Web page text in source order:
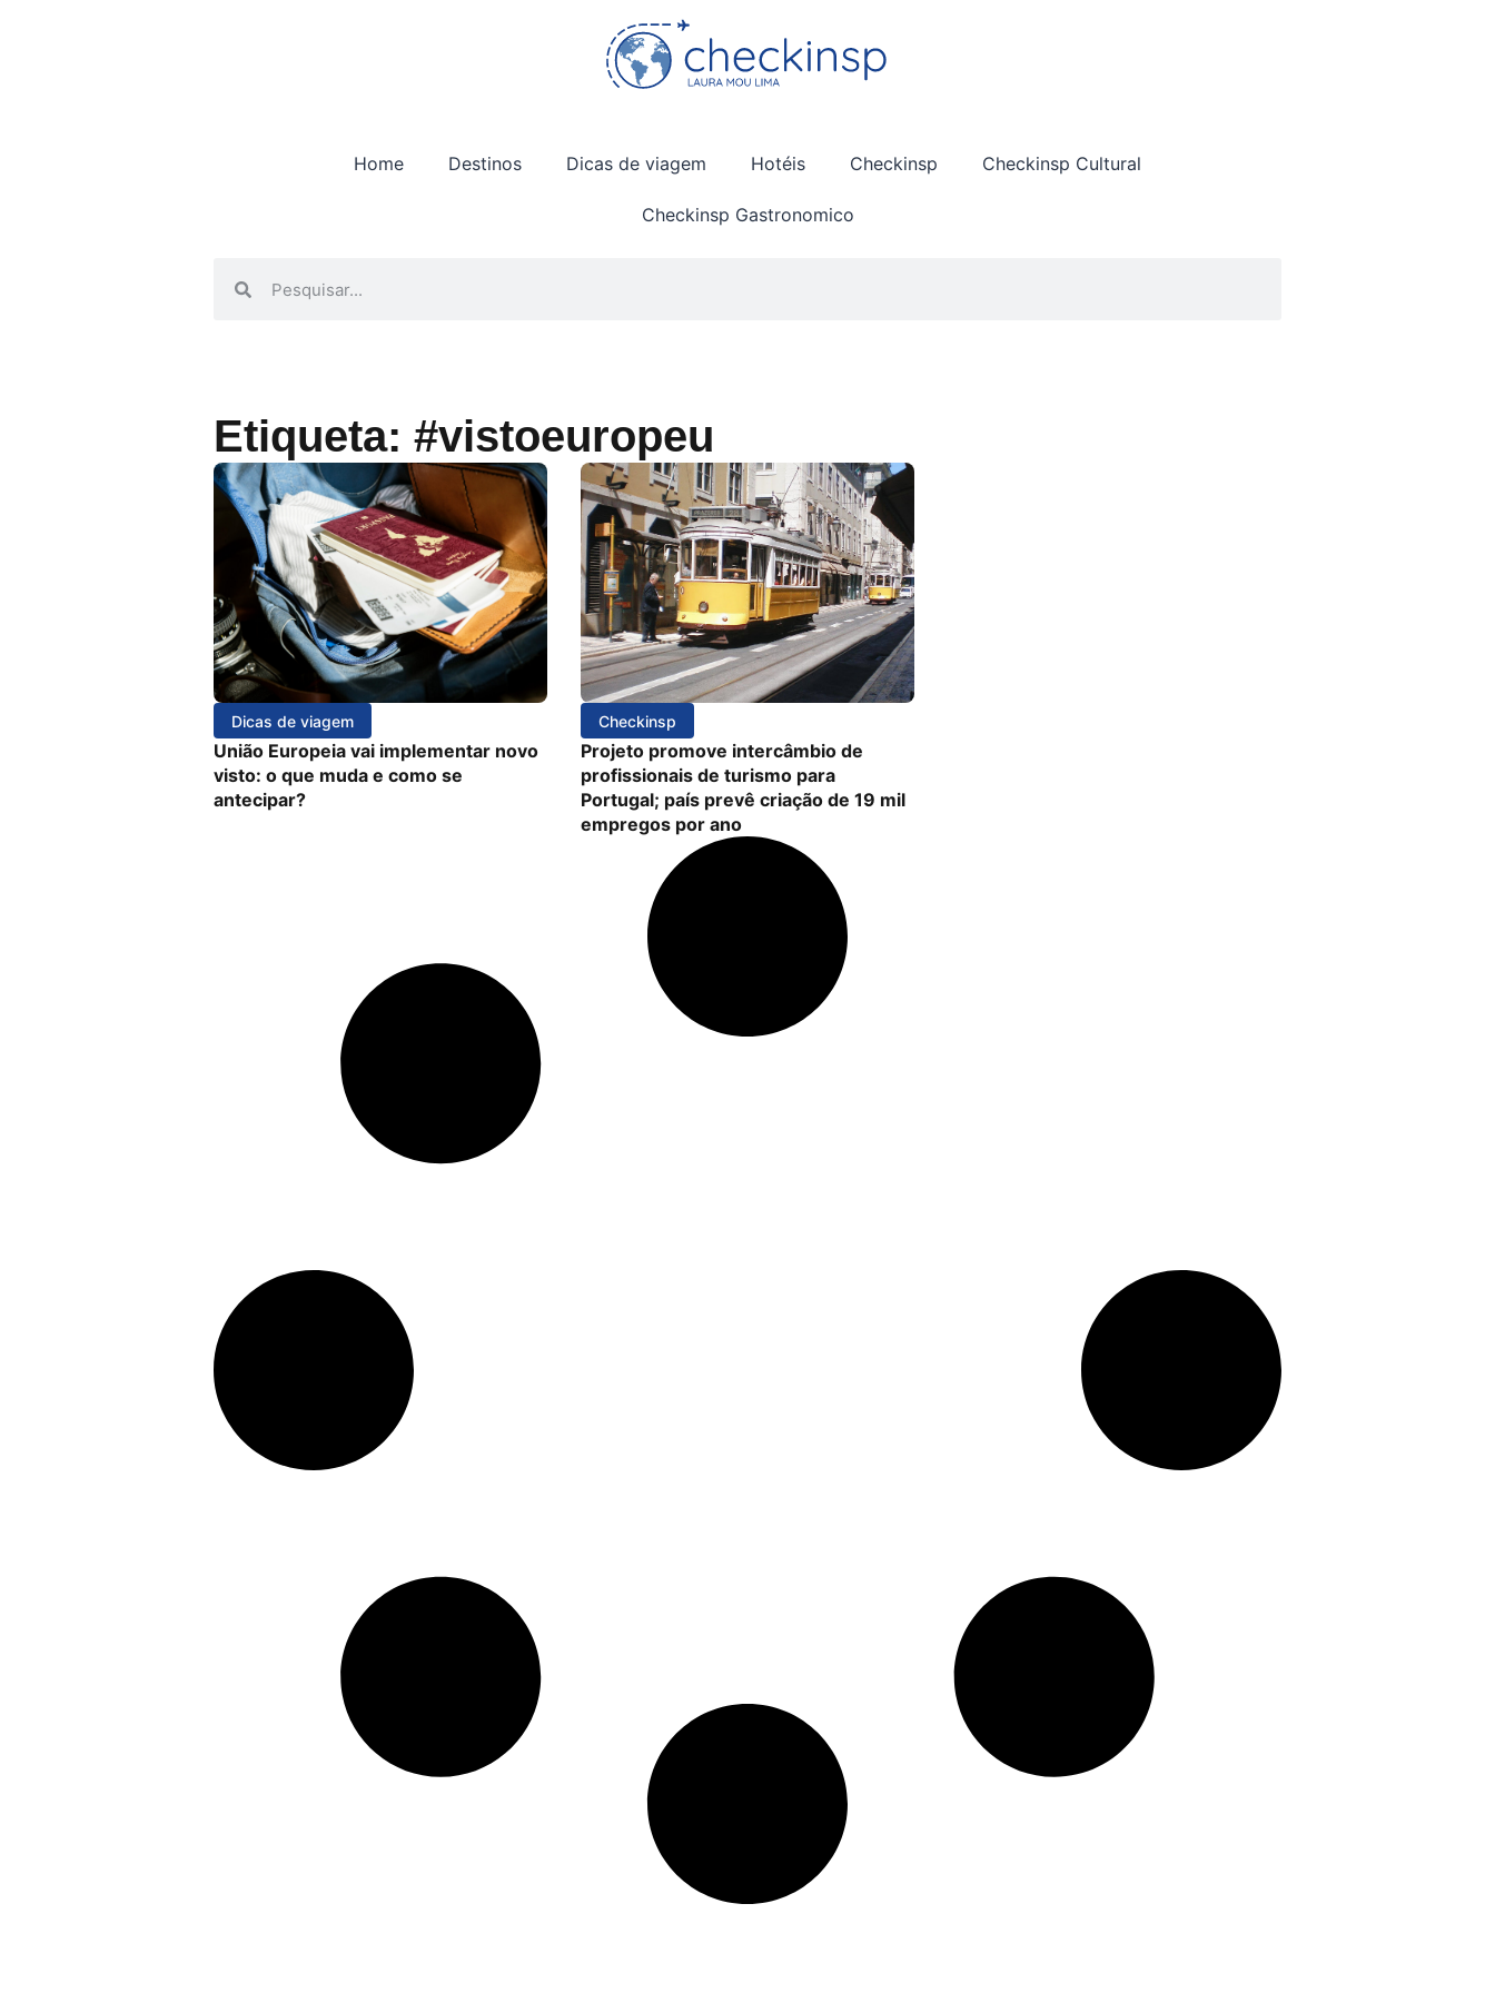
Home Destinos Dicas de viagem Hotéis Checkinsp Checkinsp Cultural
Checkinsp Gastronomico
Etiqueta: #vistoeuropeu
Dicas de viagem
União Europeia vai implementar novo
visto: o que muda e como se
antecipar?
Checkinsp
Projeto promove intercâmbio de
profissionais de turismo para
Portugal; país prevê criação de 19 mil
empregos por ano